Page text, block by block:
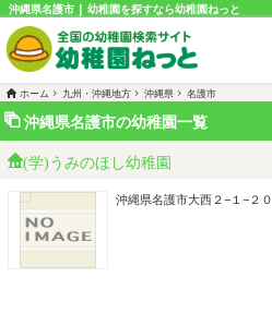
沖縄県名護市 | 幼稚園を探すなら幼稚園ねっと
ホーム 九州・沖縄地方 沖縄県 名護市
沖縄県名護市の幼稚園一覧
(学)うみのほし幼稚園
沖縄県名護市大西２−１−２０